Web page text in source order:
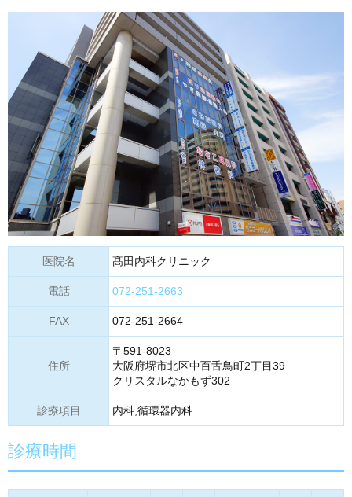
医院名 髙田内科クリニック
電話 072-251-2663
FAX 072-251-2664
住所
〒591-8023
大阪府堺市北区中百舌鳥町2丁目39
クリスタルなかもず302
診療項目 内科,循環器内科
診療時間